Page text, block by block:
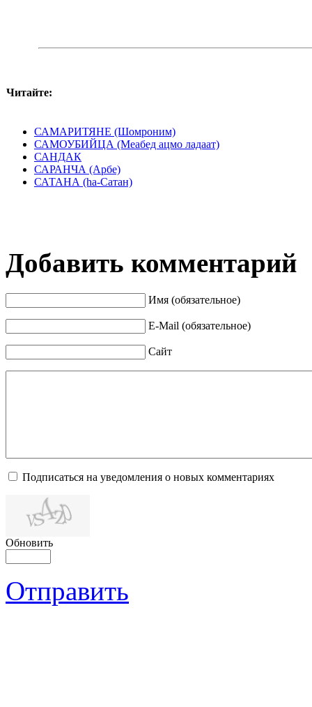
Читайте:
САМАРИТЯНЕ (Шомроним)
САМОУБИЙЦА (Меабед ацмо ладаат)
САНДАК
САРАНЧА (Арбе)
САТАНА (hа-Сатан)
Добавить комментарий
Имя (обязательное)
E-Mail (обязательное)
Сайт
Подписаться на уведомления о новых комментариях
Обновить
Отправить